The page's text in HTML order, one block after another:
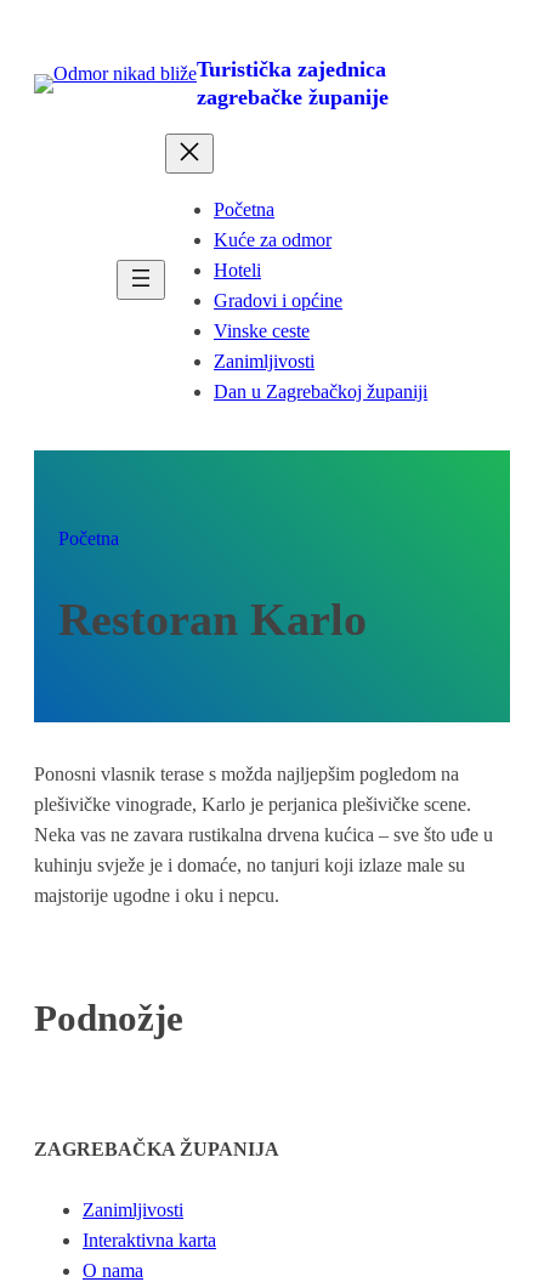
sadržaja
Turistička zajednica
zagrebačke županije
Početna
Kuće za odmor
Hoteli
Gradovi i općine
Vinske ceste
Zanimljivosti
Dan u Zagrebačkoj županiji
Početna
Restoran Karlo
Ponosni vlasnik terase s možda najljepšim pogledom na
plešivičke vinograde, Karlo je perjanica plešivičke scene.
Neka vas ne zavara rustikalna drvena kućica – sve što uđe u
kuhinju svježe je i domaće, no tanjuri koji izlaze male su
majstorije ugodne i oku i nepcu.
Podnožje
ZAGREBAČKA ŽUPANIJA
Zanimljivosti
Interaktivna karta
O nama